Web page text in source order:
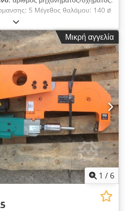
στον δίσκο βάσης και
πριτσινιού. Η αντίθετη μονάδα
και από τις δύο πλευρές. Το
αυτόματα πάντα στη νέα θέση
δισκοπρίονων και
κατάλληλο για την κατασκευή
5 Μέγεθος θαλάμου: 140 ø
δοκιμής: 1000 ° C Ηλεκτ.
550 x 1600 x 1830 mm
Tzj Akvjck
Μικρή αγγελία
1 / 6